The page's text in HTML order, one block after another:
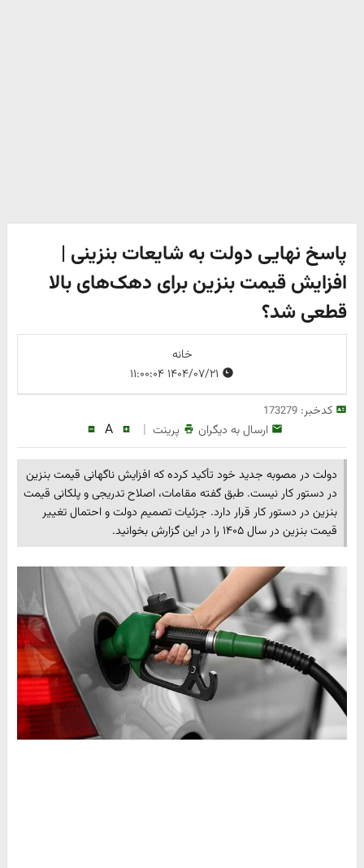
پاسخ نهایی دولت به شایعات بنزینی |
افزایش قیمت بنزین برای دهک‌های بالا
قطعی شد؟
خانه
کدخبر:173279
ارسال به دیگران پرینت |
A
دولت در مصوبه جدید خود تأکید کرده که افزایش ناگهانی قیمت بنزین
در دستور کار نیست. طبق گفته مقامات، اصلاح تدریجی و پلکانی قیمت
بنزین در دستور کار قرار دارد. جزئیات تصمیم دولت و احتمال تغییر
قیمت بنزین در سال ۱۴۰۵ را در این گزارش بخوانید.